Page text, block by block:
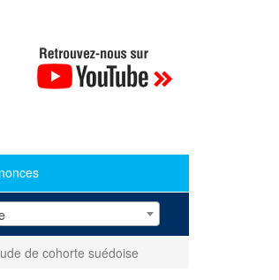
de cohorte suédoise